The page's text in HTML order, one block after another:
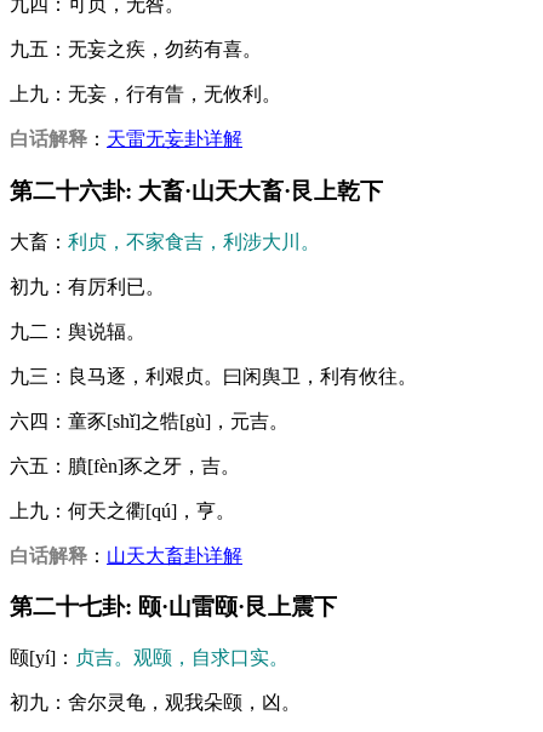
九四：可贞，无咎。
九五：无妄之疾，勿药有喜。
上九：无妄，行有眚，无攸利。
白话解释 ： 天雷无妄卦详解
第二十六卦: 大畜·山天大畜·艮上乾下
大畜： 利贞，不家食吉，利涉大川。
初九：有厉利已。
九二：舆说辐。
九三：良马逐，利艰贞。曰闲舆卫，利有攸往。
六四：童豕[shǐ]之牿[gù]，元吉。
六五：膹[fèn]豕之牙，吉。
上九：何天之衢[qú]，亨。
白话解释 ： 山天大畜卦详解
第二十七卦: 颐·山雷颐·艮上震下
颐[yí]： 贞吉。观颐，自求口实。
初九：舍尔灵龟，观我朵颐，凶。